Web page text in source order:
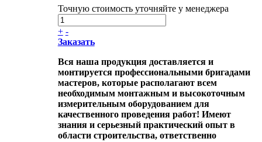
Точную стоимость уточняйте у менеджера
+ -
Заказать
Вся наша продукция доставляется и
монтируется профессиональными бригадами
мастеров, которые располагают всем
необходимым монтажным и высокоточным
измерительным оборудованием для
качественного проведения работ! Имеют
знания и серьезный практический опыт в
области строительства, ответственно